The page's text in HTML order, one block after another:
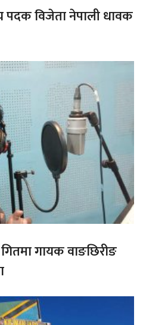
पदक विजेता नेपाली धावक
गायक वाङछिरीङ